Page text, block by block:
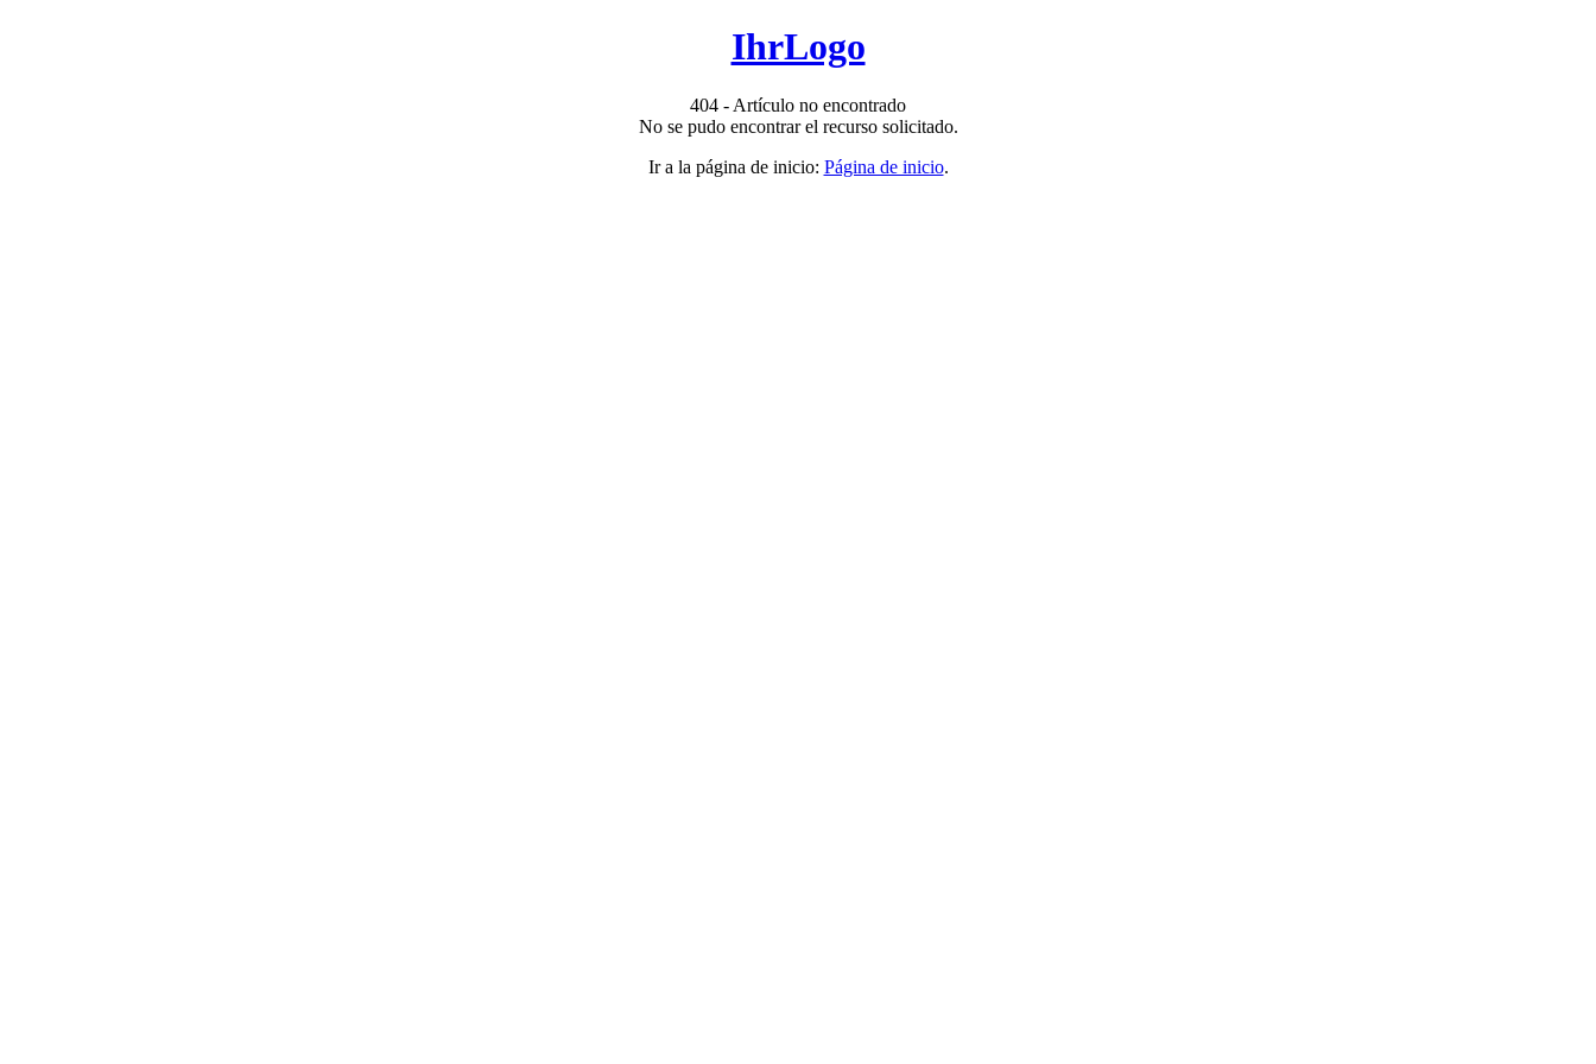
IhrLogo
404 - Artículo no encontrado
No se pudo encontrar el recurso solicitado.
Ir a la página de inicio: Página de inicio.